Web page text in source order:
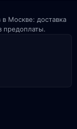
Москве: доставка
предоплаты.